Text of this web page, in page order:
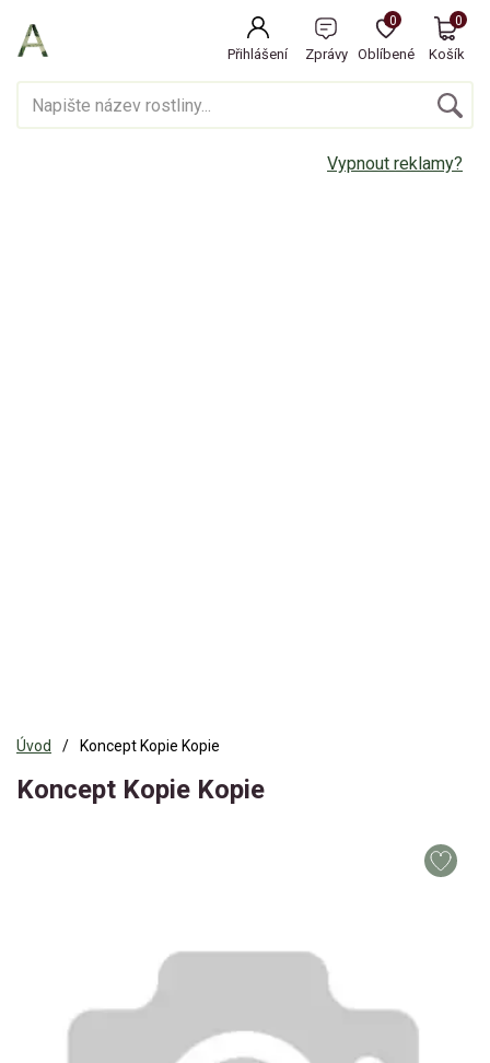
Přihlášení Zprávy Oblíbené
0
Košík
0
Vypnout reklamy?
Úvod Koncept Kopie Kopie
Koncept Kopie Kopie